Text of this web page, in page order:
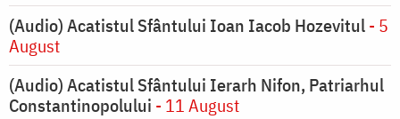
(Audio) Acatistul Sfântului Ioan Iacob Hozevitul- 5
August
(Audio) Acatistul Sfântului Ierarh Nifon, Patriarhul
Constantinopolului - 11 August